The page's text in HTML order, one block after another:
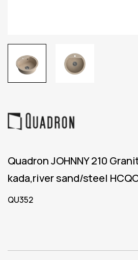
Quadron JOHNNY 210
kada,river sand/steel
QU352